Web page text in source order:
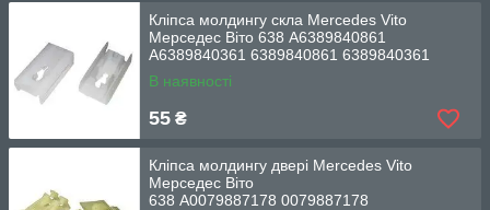
Кліпса молдингу скла Mercedes Vito
Мерседес Віто 638 A6389840861 ​​​​​
A6389840361 6389840861 6389840361
В наявності
55 ₴
Кліпса молдингу двері Mercedes Vito
Мерседес Віто
638 A0079887178 0079887178